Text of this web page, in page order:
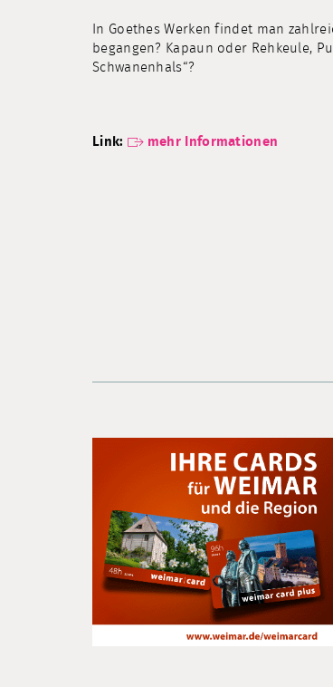
In Goethes Werken findet man
begangen? Kapaun oder Rehkeule,
Schwanenhals“?
Link: mehr Informationen